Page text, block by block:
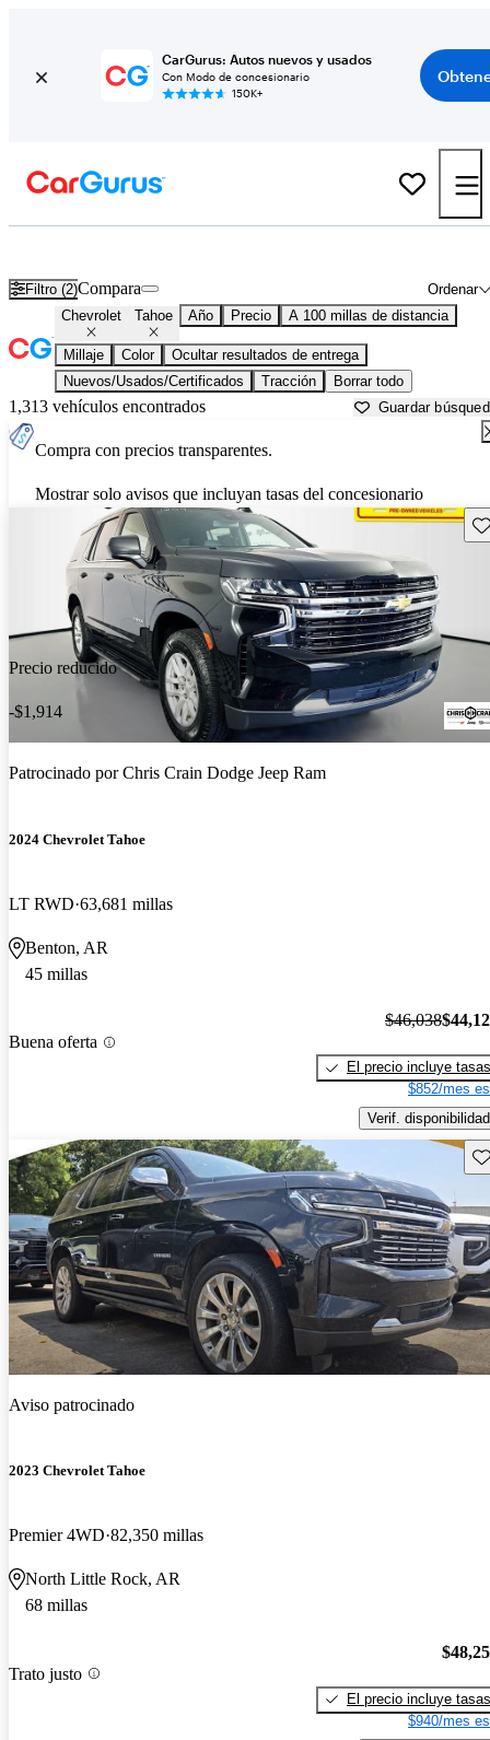
CarGurus: Autos nuevos y usados
Con Modo de concesionario
150K+
Filtro (2) Ordenar
Compara
Chevrolet Tahoe Año Precio A 100 millas de distancia
Millaje Color
Ocultar resultados de entrega
Nuevos/Usados/Certificados
Tracción Borrar todo
1,313 vehículos encontrados Guardar
Compra con precios transparentes.
Mostrar solo avisos que incluyan tasas del concesionario
Precio reducido
-$1,914
Patrocinado porChris Crain Dodge Jeep Ram
2024 Chevrolet Tahoe
LT RWD 63,681 millas
Benton, AR
45 millas
Buena oferta
$46,038
El precio incluye tasas
$852/mes
Verif. disponibilidad
Aviso patrocinado
2023 Chevrolet Tahoe
Premier 4WD 82,350 millas
North Little Rock, AR
68 millas
Trato justo
El precio incluye tasas
$940/mes